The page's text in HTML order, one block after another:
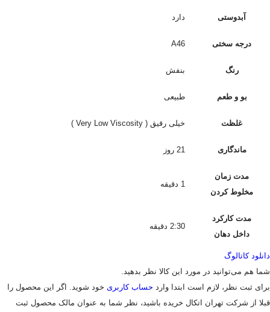
آبدوستی دارد
درجه سختی A46
رنگ بنفش
بو و طعم طبیعی
غلظت خیلی رقیق ( Very Low Viscosity )
ماندگاری 21 روز
مدت زمان
مخلوط کردن
1 دقیقه
مدت کارکرد
داخل دهان
2:30 دقیقه
دانلود کاتالوگ
شما هم می‌توانید در مورد این کالا نظر بدهید.
برای ثبت نظر، لازم است ابتدا وارد حساب کاربری خود شوید. اگر این محصول را
قبلا از شرکت تهران اتکال خریده باشید، نظر شما به عنوان مالک محصول ثبت